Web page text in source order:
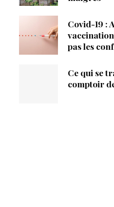
Covid-19 :
pas les
Ce qui se
comptoir